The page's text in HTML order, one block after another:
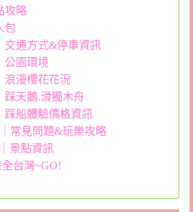
攻略
包
交通方式&停車資訊
公園環境
浪漫櫻花花況
踩天鵝.滑獨木舟
踩船體驗價格資訊
常見問題&玩樂攻略
景點資訊
台灣~GO!